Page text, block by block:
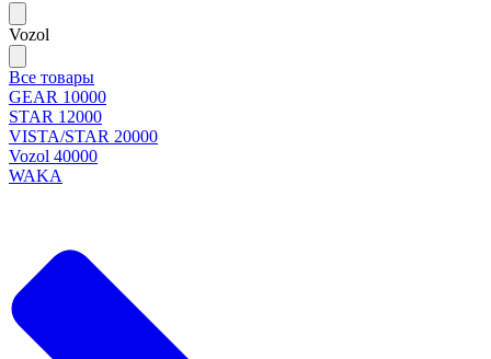
Vozol
Все товары
GEAR 10000
STAR 12000
VISTA/STAR 20000
Vozol 40000
WAKA